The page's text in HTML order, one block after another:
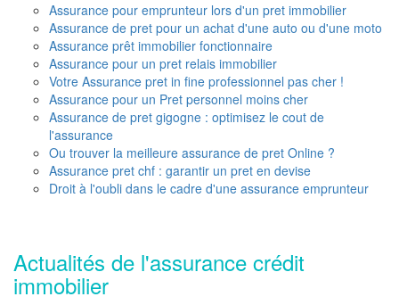
Assurance pour emprunteur lors d'un pret immobilier
Assurance de pret pour un achat d'une auto ou d'une moto
Assurance prêt immobilier fonctionnaire
Assurance pour un pret relais immobilier
Votre Assurance pret in fine professionnel pas cher !
Assurance pour un Pret personnel moins cher
Assurance de pret gigogne : optimisez le cout de
l'assurance
Ou trouver la meilleure assurance de pret Online ?
Assurance pret chf : garantir un pret en devise
Droit à l'oubli dans le cadre d'une assurance emprunteur
Actualités de l'assurance crédit
immobilier